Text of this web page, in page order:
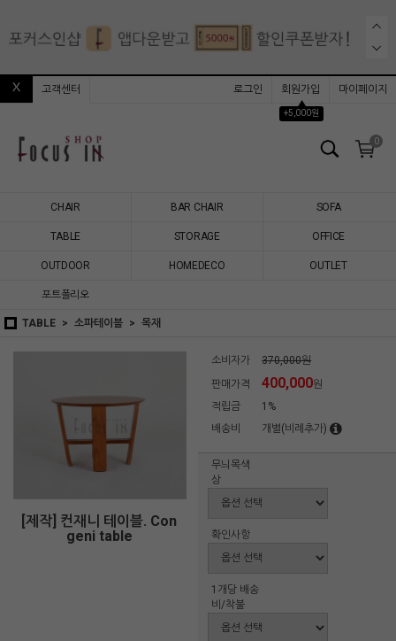
고객센터 로그인
회원가입
▲
+5,000원
마이페이지
0
CHAIR BAR CHAIR SOFA
TABLE STORAGE OFFICE
OUTDOOR HOMEDECO OUTLET
포트폴리오
TABLE 소파테이블 목재
[제작] 컨재니 테이블. Con
geni table
소비자가
370,000원
판매가격
400,000원
적립금
1%
배송비
개별(비례추가)
무늬목색
상
확인사항
1개당 배송
비/착불